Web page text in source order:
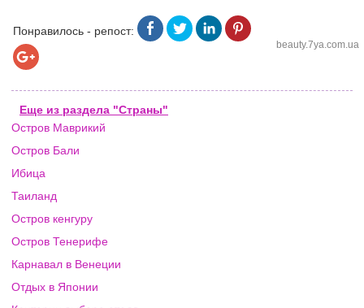
Понравилось - репост:
beauty.7ya.com.ua
Еще из раздела "Страны"
Остров Маврикий
Остров Бали
Ибица
Таиланд
Остров кенгуру
Остров Тенерифе
Карнавал в Венеции
Отдых в Японии